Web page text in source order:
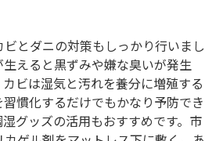
とダニの対策もしっかり行いまし
えると黒ずみや嫌な臭いが発生
ビは湿気と汚れを養分に増殖する
慣化するだけでもかなり予防でき
グッズの活用もおすすめです。市